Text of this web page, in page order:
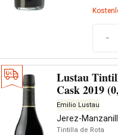
-
Lustau
Cask 2019
Emilio Lustau
Jerez-
Tintilla de Rota